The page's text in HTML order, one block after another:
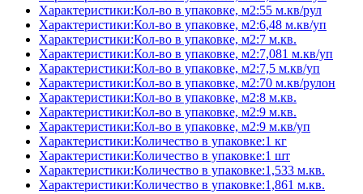
Характеристики:Кол-во в упаковке, м2:55 м.кв/рул
Характеристики:Кол-во в упаковке, м2:6,48 м.кв/уп
Характеристики:Кол-во в упаковке, м2:7 м.кв.
Характеристики:Кол-во в упаковке, м2:7,081 м.кв/уп
Характеристики:Кол-во в упаковке, м2:7,5 м.кв/уп
Характеристики:Кол-во в упаковке, м2:70 м.кв/рулон
Характеристики:Кол-во в упаковке, м2:8 м.кв.
Характеристики:Кол-во в упаковке, м2:9 м.кв.
Характеристики:Кол-во в упаковке, м2:9 м.кв/уп
Характеристики:Количество в упаковке:1 кг
Характеристики:Количество в упаковке:1 шт
Характеристики:Количество в упаковке:1,533 м.кв.
Характеристики:Количество в упаковке:1,861 м.кв.